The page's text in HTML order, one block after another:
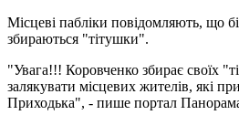
Місцеві пабліки повідомляють, що
збираються "тітушки".
"Увага!!! Коровченко збирає своїх
залякувати місцевих жителів, які
Приходька", - пише портал